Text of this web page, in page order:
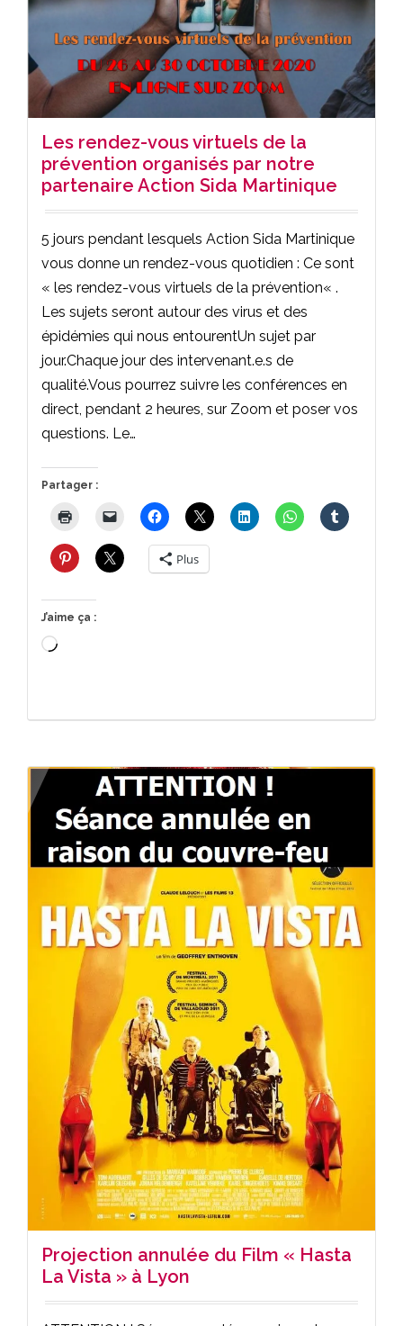
Les rendez-vous virtuels de la
prévention organisés par notre
partenaire Action Sida Martinique
5 jours pendant lesquels Action Sida Martinique
vous donne un rendez-vous quotidien : Ce sont
« les rendez-vous virtuels de la prévention« .
Les sujets seront autour des virus et des
épidémies qui nous entourentUn sujet par
jour.Chaque jour des intervenant.e.s de
qualité.Vous pourrez suivre les conférences en
direct, pendant 2 heures, sur Zoom et poser vos
questions. Le…
Partager :
Plus
J’aime ça :
Chargement…
Projection annulée du Film « Hasta
La Vista » à Lyon